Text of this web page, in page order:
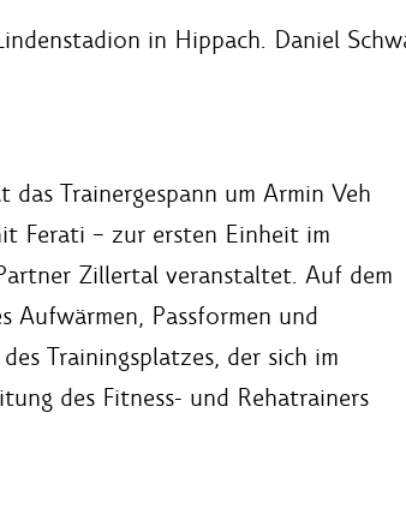
in Hippach. Daniel
Trainergespann um Armin Veh
Ferati – zur ersten Einheit im
Zillertal veranstaltet. Auf dem
Aufwärmen, Passformen und
Trainingsplatzes, der sich im
des Fitness- und Rehatrainers